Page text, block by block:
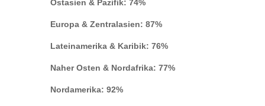
Ostasien & Pazifik: 74%
Europa & Zentralasien: 87%
Lateinamerika & Karibik: 76%
Naher Osten & Nordafrika: 77%
Nordamerika: 92%